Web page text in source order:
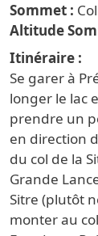
Itinéraire
Se garer à
longer le lac
prendre un
en direction
du col de la
Grande
Sitre (plutôt
monter au